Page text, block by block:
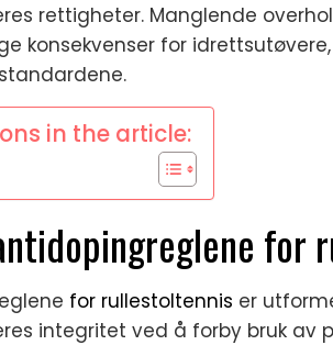
rettigheter. Manglende
konsekvenser for
in the article:
for
for rullestoltennis er
integritet ved å forby bruk av